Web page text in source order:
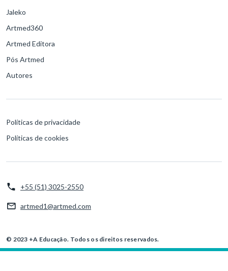
Jaleko
Artmed360
Artmed Editora
Pós Artmed
Autores
Políticas de privacidade
Políticas de cookies
+55 (51) 3025-2550
artmed1@artmed.com
© 2023 +A Educação. Todos os direitos reservados.